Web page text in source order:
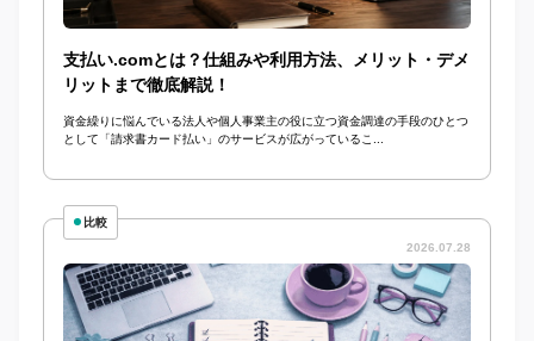
支払い.comとは？仕組みや利用方法、メリット・デメ
リットまで徹底解説！
資金繰りに悩んでいる法人や個人事業主の役に立つ資金調達の手段のひとつ
として「請求書カード払い」のサービスが広がっているこ...
比較
2026.07.28